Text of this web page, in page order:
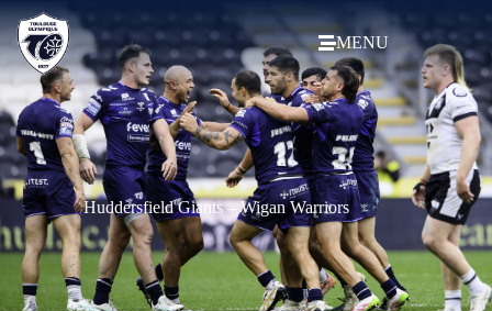
MENU
Huddersfield Giants – Wigan Warriors